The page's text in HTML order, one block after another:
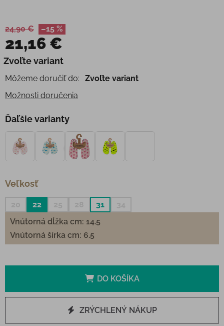
24,90 € –15 %
21,16 €
Jednotková cena:
Zvoľte variant
Môžeme doručiť do:
Zvoľte variant
Možnosti doručenia
Ďaľšie varianty
Veľkosť
22 31
Vnútorná dĺžka cm: 14.5
Vnútorná šírka cm: 6.5
DO KOŠÍKA
ZRÝCHLENÝ NÁKUP